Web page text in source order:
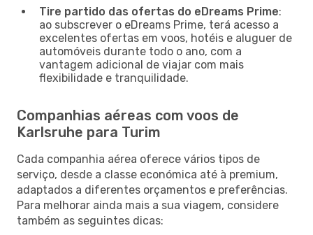
Tire partido das ofertas do eDreams Prime:
ao subscrever o eDreams Prime, terá acesso a
excelentes ofertas em voos, hotéis e aluguer de
automóveis durante todo o ano, com a
vantagem adicional de viajar com mais
flexibilidade e tranquilidade.
Companhias aéreas com voos de
Karlsruhe para Turim
Cada companhia aérea oferece vários tipos de
serviço, desde a classe económica até à premium,
adaptados a diferentes orçamentos e preferências.
Para melhorar ainda mais a sua viagem, considere
também as seguintes dicas: